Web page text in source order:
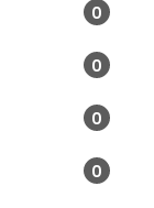
0
0
0
0